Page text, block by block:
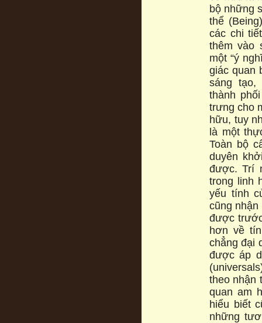
bộ những
thể
các chi
thêm vào
một “ý
giác quan
sáng tạo,
thành
trưng cho
hữu, tuy
là một
Toàn bộ
duyên
được. Trí
trong linh
yếu tính
cũng
được
hơn về
chẳng đại
được áp
theo nhận
quan am
hiểu biết
những